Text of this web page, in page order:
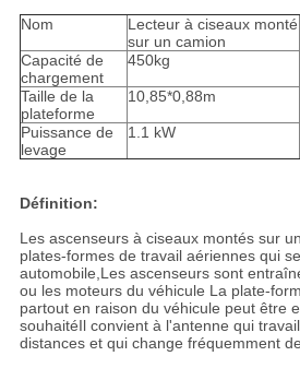
Nom
Lecteur à ciseaux monté
sur un camion
Capacité de
chargement
450kg
Taille de la
plateforme
10,85*0,88m
Puissance de
levage
1.1 kW
Définition:
Les ascenseurs à ciseaux montés sur
plates-formes de travail aériennes qui
automobile,Les ascenseurs sont
ou les moteurs du véhicule La plate-
partout en raison du véhicule peut être
souhaitéIl convient à l'antenne qui
distances et qui change fréquemment